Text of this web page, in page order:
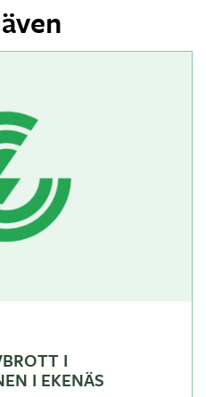
I
I EKENÄS